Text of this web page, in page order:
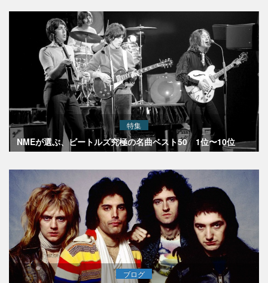
特集
NMEが選ぶ、ビートルズ究極の名曲ベスト50 1位〜10位
ブログ